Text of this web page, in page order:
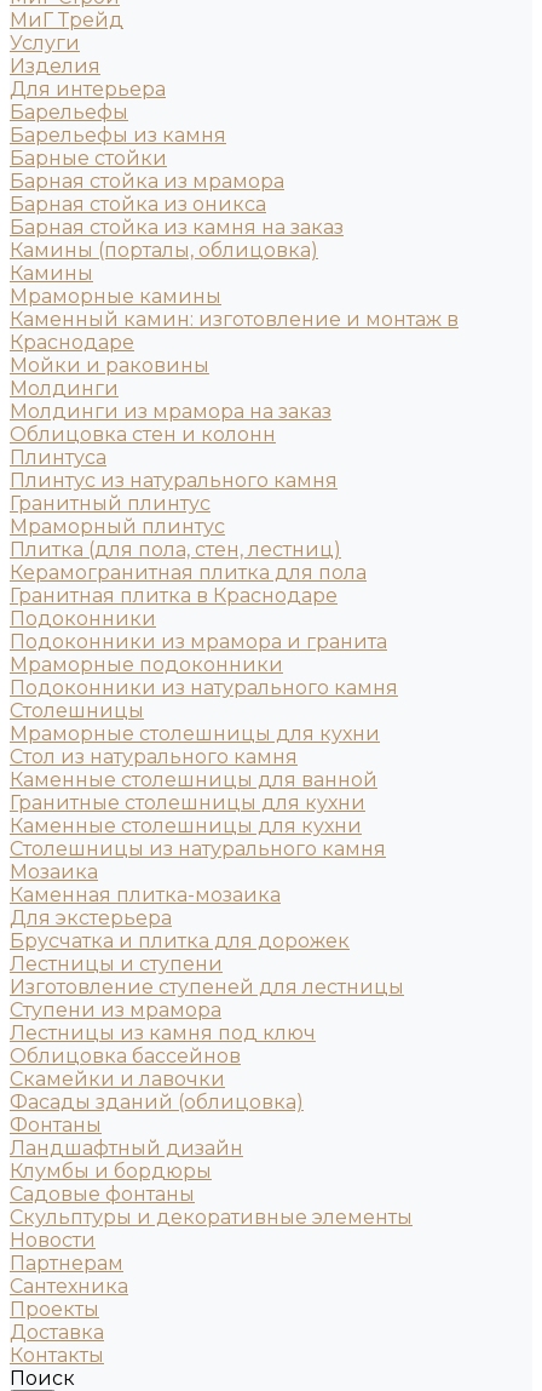
МиГ Трейд
Услуги
Изделия
Для интерьера
Барельефы
Барельефы из камня
Барные стойки
Барная стойка из мрамора
Барная стойка из оникса
Барная стойка из камня на заказ
Камины (порталы, облицовка)
Камины
Мраморные камины
Каменный камин: изготовление и монтаж в
Краснодаре
Мойки и раковины
Молдинги
Молдинги из мрамора на заказ
Облицовка стен и колонн
Плинтуса
Плинтус из натурального камня
Гранитный плинтус
Мраморный плинтус
Плитка (для пола, стен, лестниц)
Керамогранитная плитка для пола
Гранитная плитка в Краснодаре
Подоконники
Подоконники из мрамора и гранита
Мраморные подоконники
Подоконники из натурального камня
Столешницы
Мраморные столешницы для кухни
Стол из натурального камня
Каменные столешницы для ванной
Гранитные столешницы для кухни
Каменные столешницы для кухни
Столешницы из натурального камня
Мозаика
Каменная плитка-мозаика
Для экстерьера
Брусчатка и плитка для дорожек
Лестницы и ступени
Изготовление ступеней для лестницы
Ступени из мрамора
Лестницы из камня под ключ
Облицовка бассейнов
Скамейки и лавочки
Фасады зданий (облицовка)
Фонтаны
Ландшафтный дизайн
Клумбы и бордюры
Садовые фонтаны
Скульптуры и декоративные элементы
Новости
Партнерам
Сантехника
Проекты
Доставка
Контакты
Поиск